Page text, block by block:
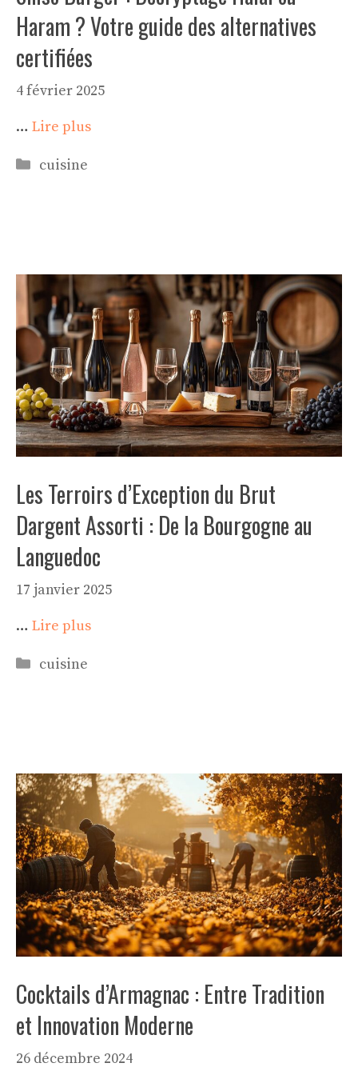
Haram ? Votre guide des alternatives
certifiées
4 février 2025
… Lire plus
Catégories
cuisine
Les Terroirs d’Exception du Brut
Dargent Assorti : De la Bourgogne au
Languedoc
17 janvier 2025
… Lire plus
Catégories
cuisine
Cocktails d’Armagnac : Entre Tradition
et Innovation Moderne
26 décembre 2024